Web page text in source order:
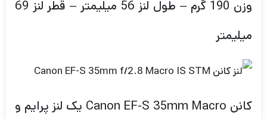
وزن 190 گرم – طول لنز 56 میلیمتر – قطر لنز 69
میلیمتر
کانن Canon EF-S 35mm Macro یک لنز پرایم و